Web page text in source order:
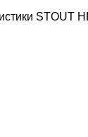
STOUT